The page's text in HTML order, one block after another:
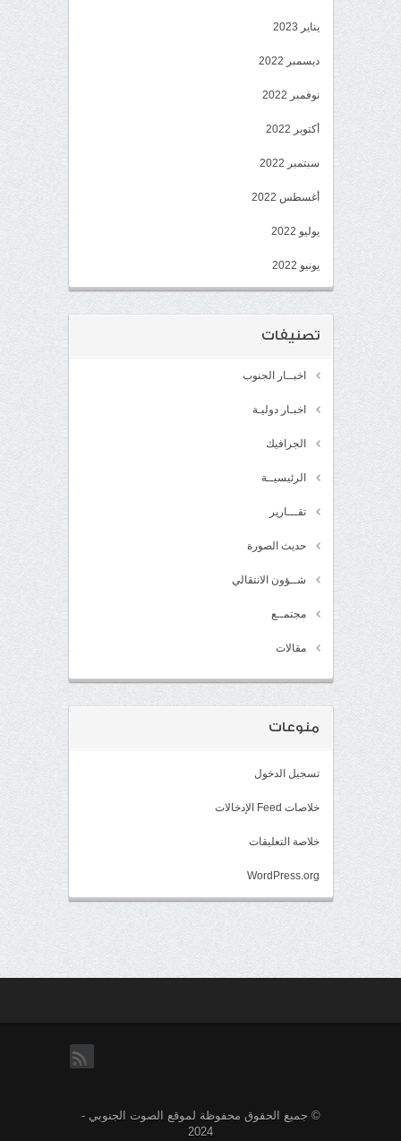
يناير 2023
ديسمبر 2022
نوفمبر 2022
أكتوبر 2022
سبتمبر 2022
أغسطس 2022
يوليو 2022
يونيو 2022
تصنيفات
اخبــار الجنوب
اخبـار دوليـة
الجرافيك
الرئيسيــة
تقـــارير
حديث الصورة
شــؤون الانتقالي
مجتمــع
مقالات
منوعات
تسجيل الدخول
خلاصات Feed الإدخالات
خلاصة التعليقات
WordPress.org
© جميع الحقوق محفوظة لموقع الصوت الجنوبي -
2024